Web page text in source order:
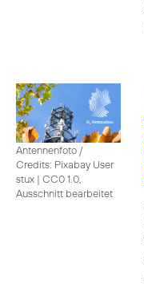
Antennenfoto /
Credits: Pixabay User
stux | CC0 1.0,
Ausschnitt bearbeitet